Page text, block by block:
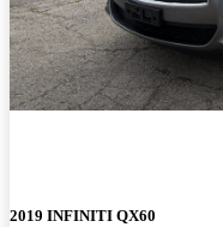
2019 INFINITI QX60